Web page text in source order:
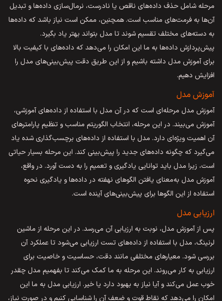
مرحله شامل حذف داده‌های ناقص یا نادرست، نرمال‌سازی داده‌ها و تبدیل
آن‌ها به فرمت‌های مناسب است. همچنین، ممکن است نیاز باشد که داده‌ها
به دسته‌های مختلف تقسیم شوند تا مدل بتواند بهتر یاد بگیرد.
پیش‌پردازش داده‌ها به ما این امکان را می‌دهد که داده‌های با کیفیت بالا
برای آموزش مدل داشته باشیم و از این طریق دقت پیش‌بینی‌های مدل را
افزایش دهیم.
آموزش مدل
آموزش مدل مرحله‌ای است که در آن مدل با استفاده از داده‌های آموزشی،
آموزش می‌بیند. در این مرحله، انتخاب الگوریتم مناسب و تنظیم پارامترهای
آن اهمیت ویژه‌ای دارد. مدل با استفاده از داده‌های برچسب‌گذاری شده یاد
می‌گیرد که چگونه داده‌های جدید را پیش‌بینی کند. این مرحله بسیار حیاتی
است، زیرا مدل باید توانایی یادگیری و تعمیم را به دست آورد. در واقع،
آموزش مدل به‌معنای یافتن الگوهای نهفته در داده‌ها و یادگیری نحوه
استفاده از این الگوها برای پیش‌بینی‌های آینده است.
ارزیابی مدل
پس از آموزش مدل، نوبت به ارزیابی آن می‌رسد. در این مرحله از ماشین
لرنینگ، مدل با استفاده از داده‌های تست ارزیابی می‌شود تا عملکرد آن
بررسی شود. معیارهای مختلفی مانند دقت، حساسیت و خاصیت برای
ارزیابی به کار می‌روند. این مرحله به ما کمک می‌کند تا بفهمیم مدل چقدر
خوب عمل می‌کند و آیا نیاز به بهبود دارد یا خیر. ارزیابی مدل به ما این
امکان را می‌دهد که نقاط قوت و ضعف آن را شناسایی کنیم و در صورت نیاز،